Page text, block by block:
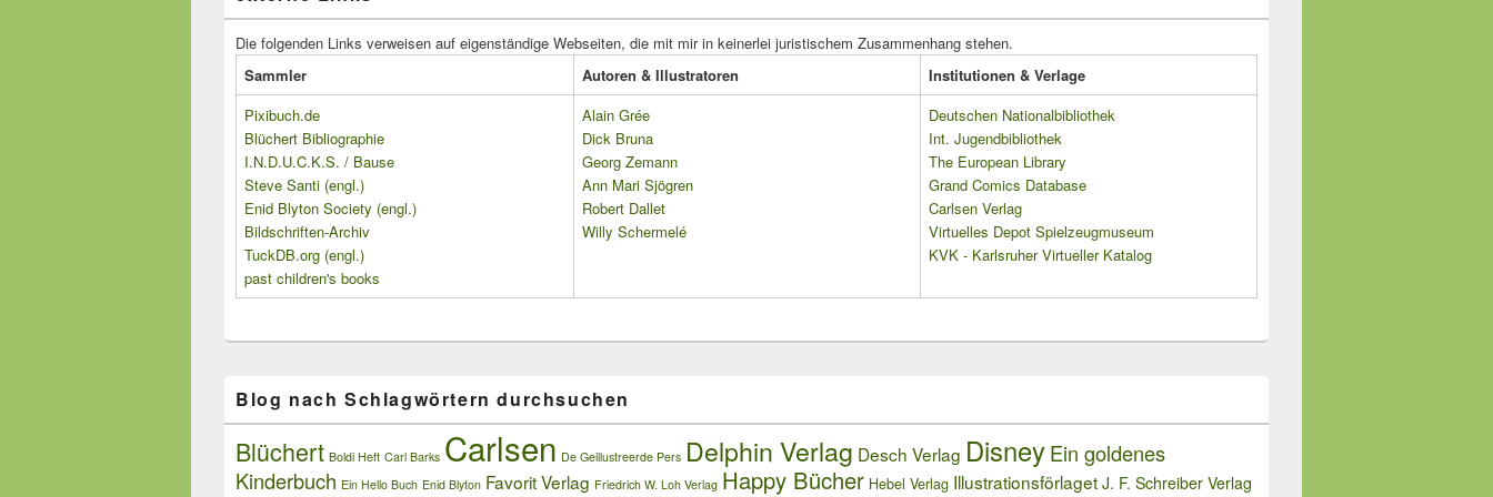
Die folgenden Links verweisen auf eigenständige Webseiten, die mit mir in keinerlei juristischem Zusammenhang stehen.
Sammler
Autoren & Illustratoren
Institutionen & Verlage
Pixibuch.de
Blüchert Bibliographie
I.N.D.U.C.K.S. / Bause
Steve Santi (engl.)
Enid Blyton Society (engl.)
Bildschriften-Archiv
TuckDB.org (engl.)
past children's books
Alain Grée
Dick Bruna
Georg Zemann
Ann Mari Sjögren
Robert Dallet
Willy Schermelé
Deutschen Nationalbibliothek
Int. Jugendbibliothek
The European Library
Grand Comics Database
Carlsen Verlag
Virtuelles Depot Spielzeugmuseum
KVK - Karlsruher Virtueller Katalog
Blog nach Schlagwörtern durchsuchen
Blüchert Boldi Heft Carl Barks Carlsen De Geillustreerde Pers Delphin Verlag Desch Verlag DisneyEin goldenes
Kinderbuch Ein Hello Buch Enid Blyton Favorit Verlag Friedrich W. Loh Verlag Happy Bücher Hebel Verlag Illustrationsförlaget J. F. Schreiber Verlag